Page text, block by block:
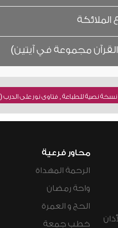
مجموعة في آيتين)
نصية للطباعة , فتاوى نور على الدرب (360) للشيخ : عبد العزيز بن باز
محاور فرعية
الرحمة المهداة
واحة رمضان
الحج و العمرة
خطب جمعة